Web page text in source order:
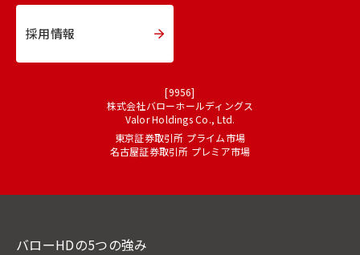
採用情報
[9956]
株式会社バローホールディングス
Valor Holdings Co., Ltd.
東京証券取引所 プライム市場
名古屋証券取引所 プレミア市場
バローHDの5つの強み